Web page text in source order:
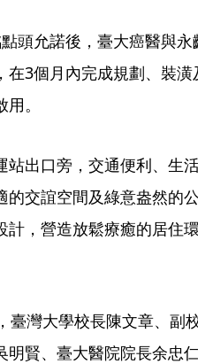
頭允諾後，臺大癌醫與永
在3個月內完成規劃、裝潢
。
站出口旁，交通便利、生活
的交誼空間及綠意盎然的公
計，營造放鬆療癒的居住環
臺灣大學校長陳文章、副校
明賢、臺大醫院院長余忠仁